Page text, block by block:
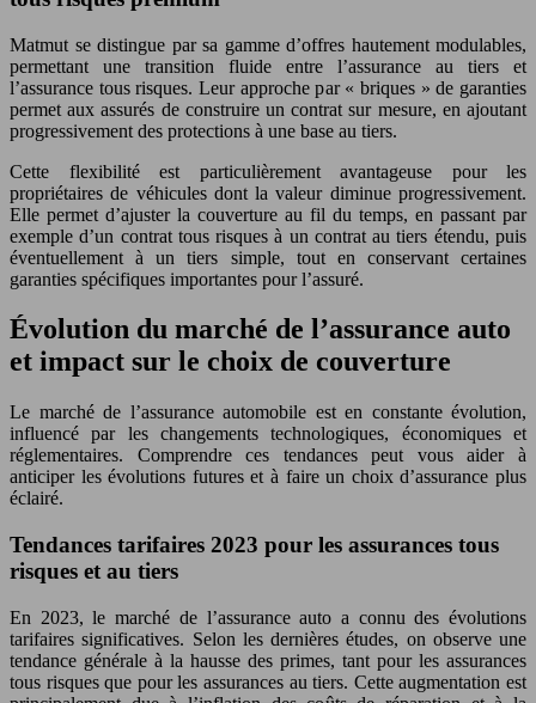
Matmut se distingue par sa gamme d’offres hautement modulables,
permettant une transition fluide entre l’assurance au tiers et
l’assurance tous risques. Leur approche par « briques » de garanties
permet aux assurés de construire un contrat sur mesure, en ajoutant
progressivement des protections à une base au tiers.
Cette flexibilité est particulièrement avantageuse pour les
propriétaires de véhicules dont la valeur diminue progressivement.
Elle permet d’ajuster la couverture au fil du temps, en passant par
exemple d’un contrat tous risques à un contrat au tiers étendu, puis
éventuellement à un tiers simple, tout en conservant certaines
garanties spécifiques importantes pour l’assuré.
Évolution du marché de l’assurance auto
et impact sur le choix de couverture
Le marché de l’assurance automobile est en constante évolution,
influencé par les changements technologiques, économiques et
réglementaires. Comprendre ces tendances peut vous aider à
anticiper les évolutions futures et à faire un choix d’assurance plus
éclairé.
Tendances tarifaires 2023 pour les assurances tous
risques et au tiers
En 2023, le marché de l’assurance auto a connu des évolutions
tarifaires significatives. Selon les dernières études, on observe une
tendance générale à la hausse des primes, tant pour les assurances
tous risques que pour les assurances au tiers. Cette augmentation est